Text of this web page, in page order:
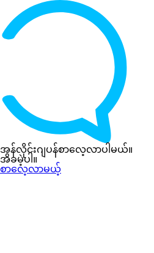
အွန်လိုင်းဂျပန်စာလေ့လာပါမယ်။
အခမဲ့ပါ။
စာလေ့လာမယ့်